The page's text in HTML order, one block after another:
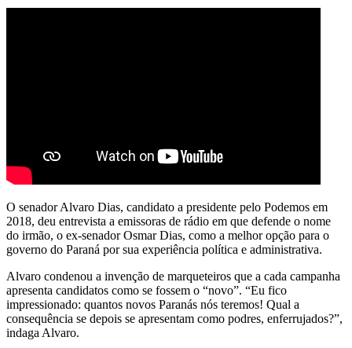
O senador Alvaro Dias, candidato a presidente pelo Podemos em
2018, deu entrevista a emissoras de rádio em que defende o nome
do irmão, o ex-senador Osmar Dias, como a melhor opção para o
governo do Paraná por sua experiência política e administrativa.
Alvaro condenou a invenção de marqueteiros que a cada campanha
apresenta candidatos como se fossem o “novo”. “Eu fico
impressionado: quantos novos Paranás nós teremos! Qual a
consequência se depois se apresentam como podres, enferrujados?”,
indaga Alvaro.